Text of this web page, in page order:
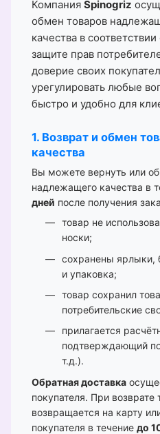
Компания Spinogriz
обмен товаров
качества в
защите прав
доверие своих
урегулировать любые
быстро и удобно для
1. Возврат и обмен
качества
Вы можете вернуть или
надлежащего качества в
дней после получения
товар не
носки;
сохранены ярлыки,
и упаковка;
товар сохранил
потребительские
прилагается
подтверждающий
т.д.).
Обратная доставка
покупателя. При
возвращается на карту
покупателя в течение до